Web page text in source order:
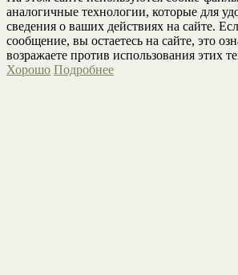
аналогичные технологии, которые для
сведения о ваших действиях на сайте.
сообщение, вы остаетесь на сайте, это
возражаете против использования этих
Хорошо Подробнее